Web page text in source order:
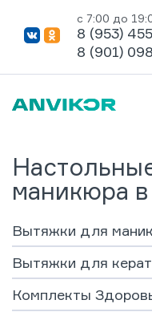
с 7:00 до
8 (953)
8 (901)
маникюра
Вытяжки для
Вытяжки для
Комплекты